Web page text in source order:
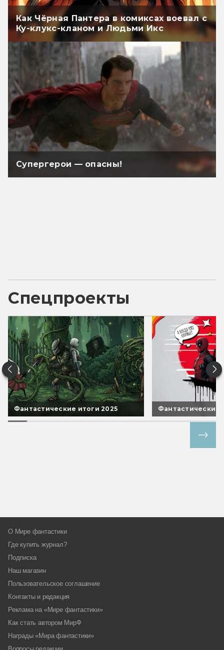
Как Чёрная Пантера в комиксах воевал с
Ку-клукс-кланом и Людьми Икс
Супергерои — опасны!
Спецпроекты
Фантастические итоги 2025 Фантастические
О Мире фантастики
Где купить журнал?
Подписка
Наш магазин
Пользовательское соглашение
Контакты и редакция
Реклама на «Мире фантастики»
Как стать автором МирФ
Награды «Мира фантастики»